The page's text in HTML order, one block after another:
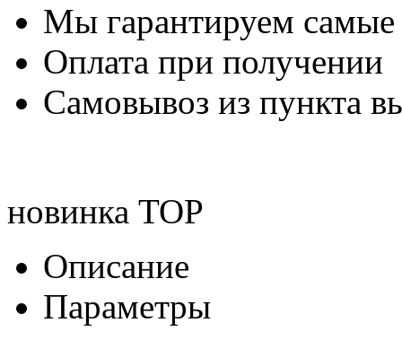
Мы гарантируем
Оплата при получении
Самовывоз из пункта
новинка TOP
Описание
Параметры